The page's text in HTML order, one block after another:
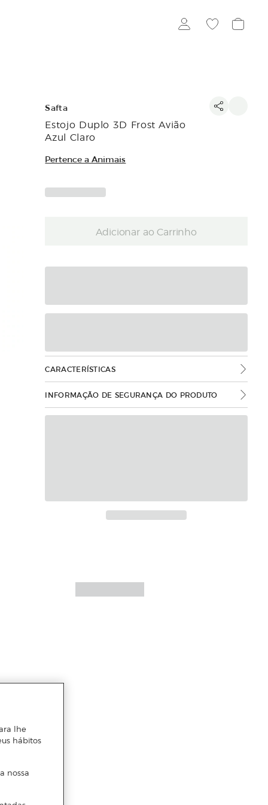
Safta
Estojo Duplo 3D Frost Avião
Azul Claro
Pertence a Animais
Adicionar ao Carrinho
CARACTERÍSTICAS
INFORMAÇÃO DE SEGURANÇA DO PRODUTO
lhe
hábitos
nossa